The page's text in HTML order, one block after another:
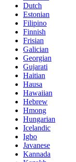
Dutch
Estonian
Filipino
Finnish
Frisian
Galician
Georgian
Gujarati
Haitian
Hausa
Hawaiian
Hebrew
Hmong
Hungarian
Icelandic
Igbo
Javanese
Kannada